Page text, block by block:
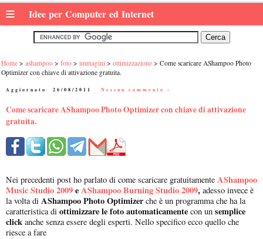
≡ Idee per Computer ed Internet
Home ashampoo foto immagini ottimizzazione
Come scaricare AShampoo Photo
Optimizer con chiave di attivazione gratuita.
Aggiornato: 26/08/2011 Nessun commento :
Come scaricare AShampoo Photo Optimizer con chiave di attivazione
gratuita.
Nei precedenti post ho parlato di come scaricare gratuitamente AShampoo
Music Studio 2009eAShampoo Burning Studio 2009, adesso invece è
la volta di AShampoo Photo Optimizerche è un programma che ha la
caratteristica di ottimizzare le foto automaticamente con un semplice
click anche senza essere degli esperti. Nello specifico ecco quello che
riesce a fare